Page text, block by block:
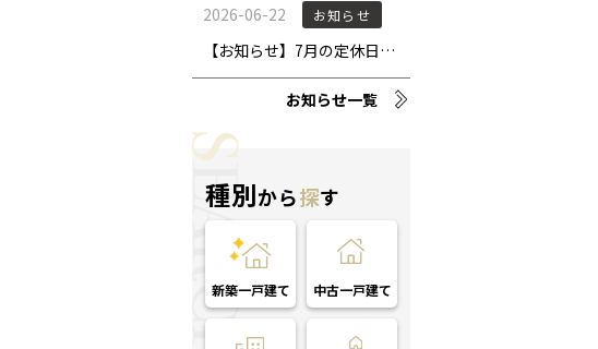
お知らせ一覧
種別から探す
新築一戸建て 中古一戸建て